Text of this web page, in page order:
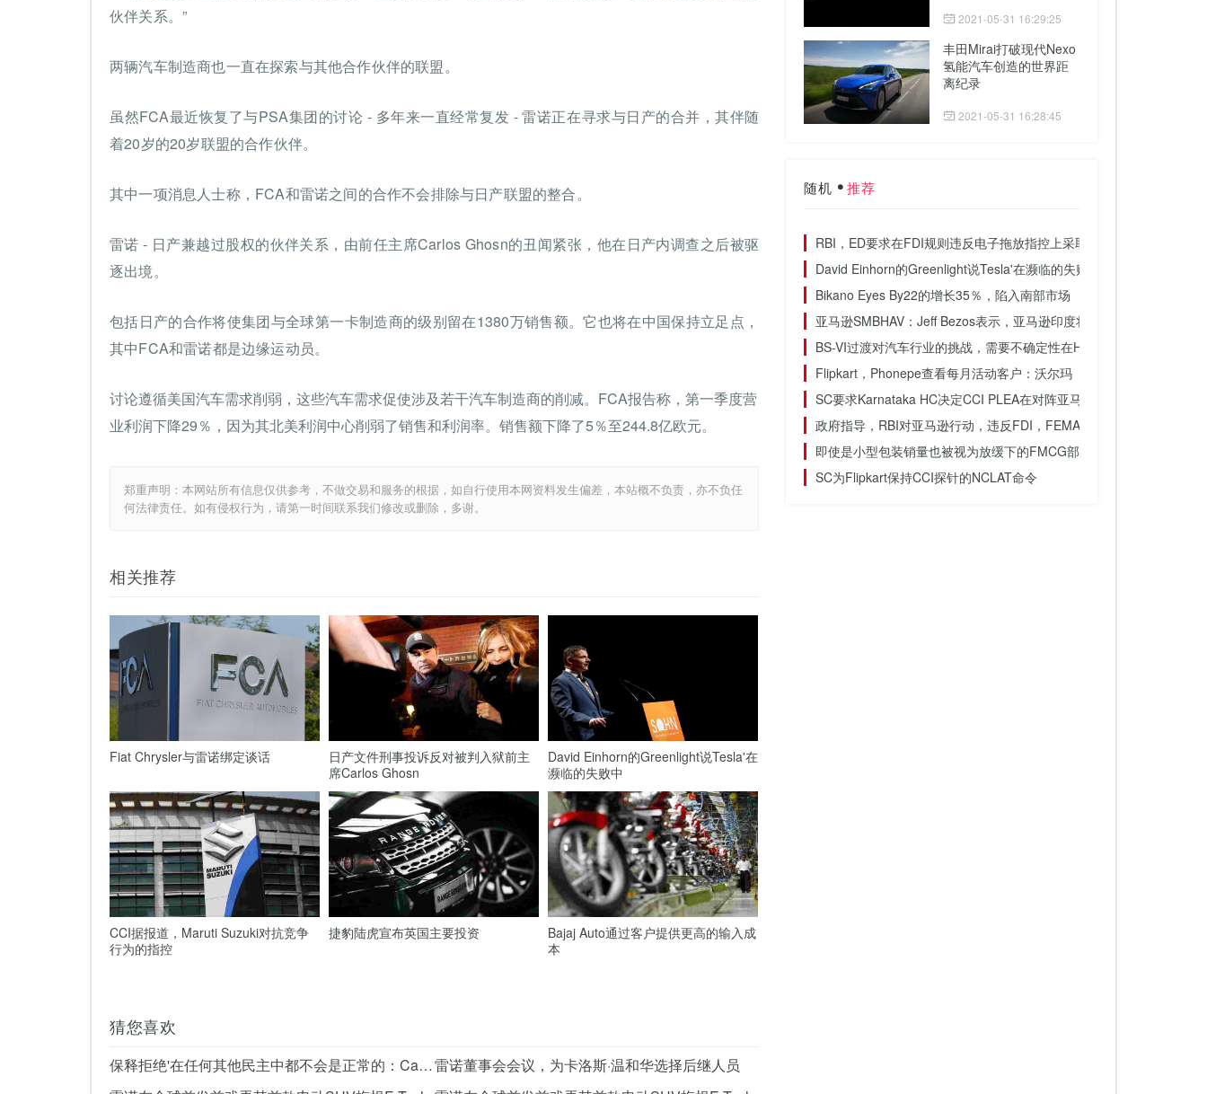
伙伴关系。”
两辆汽车制造商也一直在探索与其他合作伙伴的联盟。
虽然FCA最近恢复了与PSA集团的讨论 - 多年来一直经常复发 - 雷诺正在寻求与日产的合并，其伴随
着20岁的20岁联盟的合作伙伴。
其中一项消息人士称，FCA和雷诺之间的合作不会排除与日产联盟的整合。
雷诺 - 日产兼越过股权的伙伴关系，由前任主席Carlos Ghosn的丑闻紧张，他在日产内调查之后被驱
逐出境。
包括日产的合作将使集团与全球第一卡制造商的级别留在1380万销售额。它也将在中国保持立足点，
其中FCA和雷诺都是边缘运动员。
讨论遵循美国汽车需求削弱，这些汽车需求促使涉及若干汽车制造商的削减。FCA报告称，第一季度营
业利润下降29％，因为其北美利润中心削弱了销售和利润率。销售额下降了5％至244.8亿欧元。
郑重声明：本网站所有信息仅供参考，不做交易和服务的根据，如自行使用本网资料发生偏差，本站概不负责，亦不负任
何法律责任。如有侵权行为，请第一时间联系我们修改或删除，多谢。
相关推荐
Fiat Chrysler与雷诺绑定谈话
日产文件刑事投诉反对被判入狱前主
席Carlos Ghosn
David Einhorn的Greenlight说Tesla'在
濒临的失败中
CCI据报道，Maruti Suzuki对抗竞争
行为的指控
捷豹陆虎宣布英国主要投资
Bajaj Auto通过客户提供更高的输入成
本
猜您喜欢
保释拒绝'在任何其他民主中都不会是正常的：Carlos Ghosn.雷诺董事会会议，为卡洛斯·温和华选择后继人员
2021-05-31 16:29:25
丰田Mirai打破现代Nexo
氢能汽车创造的世界距
离纪录
2021-05-31 16:28:45
随机 推荐
RBI，ED要求在FDI规则违反电子拖放指控上采取“必要行动”
David Einhorn的Greenlight说Tesla'在濒临的失败中
Bikano Eyes By22的增长35％，陷入南部市场
亚马逊SMBHAV：Jeff Bezos表示，亚马逊印度将投资10亿美元的数
BS-VI过渡对汽车行业的挑战，需要不确定性在H2 FY20
Flipkart，Phonepe查看每月活动客户：沃尔玛
SC要求Karnataka HC决定CCI PLEA在对阵亚马逊，Flipkart探讨的探
政府指导，RBI对亚马逊行动，违反FDI，FEMA的FLIPKART
即使是小型包装销量也被视为放缓下的FMCG部门卷轴
SC为Flipkart保持CCI探针的NCLAT命令